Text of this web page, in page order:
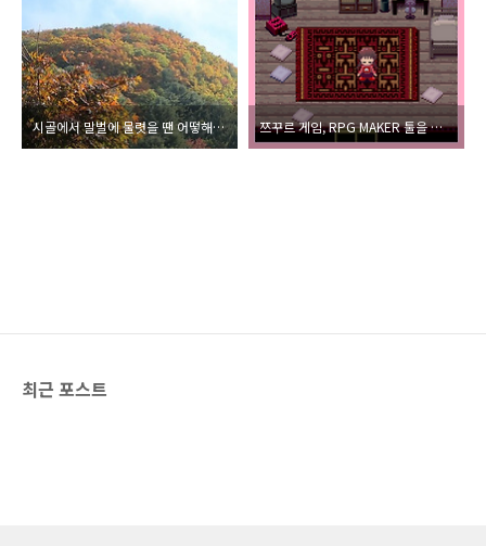
시골에서 말벌에 물렷을 땐 어떻해 해야 할까?(말벌, 시골, 보건의, 독침, 응급상황) 쯔꾸르 게임, RPG MAKER 툴을 사용해 만든 다양한 게임 시리즈(IB, 아오오니, 마녀의숲)
최근 포스트